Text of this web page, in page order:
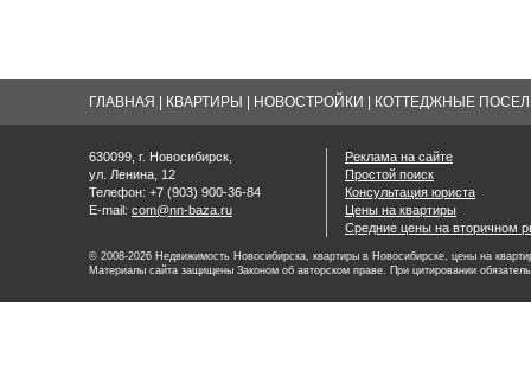
ГЛАВНАЯ КВАРТИРЫ НОВОСТРОЙКИ КОТТЕДЖНЫЕ
630099, г. Новосибирск,
ул. Ленина, 12
Телефон: +7 (903) 900-36-84
E-mail: com@nn-baza.ru
Реклама на сайте
Простой поиск
Консультация юриста
Цены на квартиры
Средние цены на вторичном
© 2008-2026 Недвижимость Новосибирска, квартиры в Новосибирске, цены на
Материалы сайта защищены Законом об авторском праве. При цитировании